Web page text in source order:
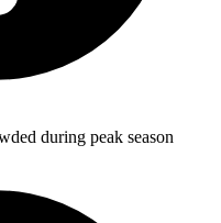
during peak season